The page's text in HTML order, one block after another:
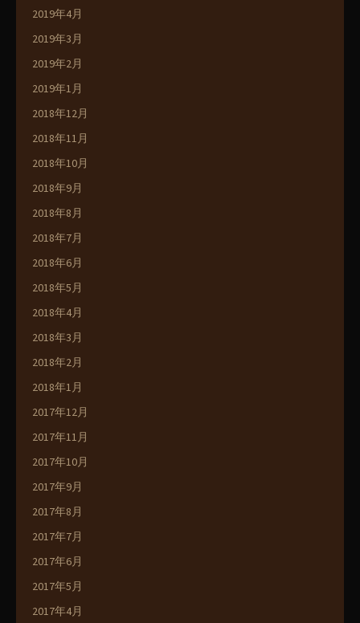
2019年4月
2019年3月
2019年2月
2019年1月
2018年12月
2018年11月
2018年10月
2018年9月
2018年8月
2018年7月
2018年6月
2018年5月
2018年4月
2018年3月
2018年2月
2018年1月
2017年12月
2017年11月
2017年10月
2017年9月
2017年8月
2017年7月
2017年6月
2017年5月
2017年4月